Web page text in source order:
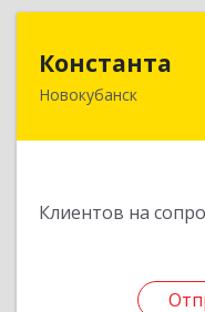
Константа
Новокубанск
Клиентов на
352240,